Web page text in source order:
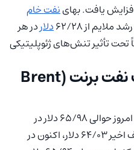
یافت. بهاینفت خام
دلاردر هر
تحت تأثیر تنش‌های ژئوپلیتیکی
تحلیل تکنیکال قیمت نفت برنت (Brent
در معاملات امروز حوالی ۶۵/۹۸ دلار در
نوسان است و پس از بازگشت از کف اخیر ۶۴/۰۳ دلار، اکنون در